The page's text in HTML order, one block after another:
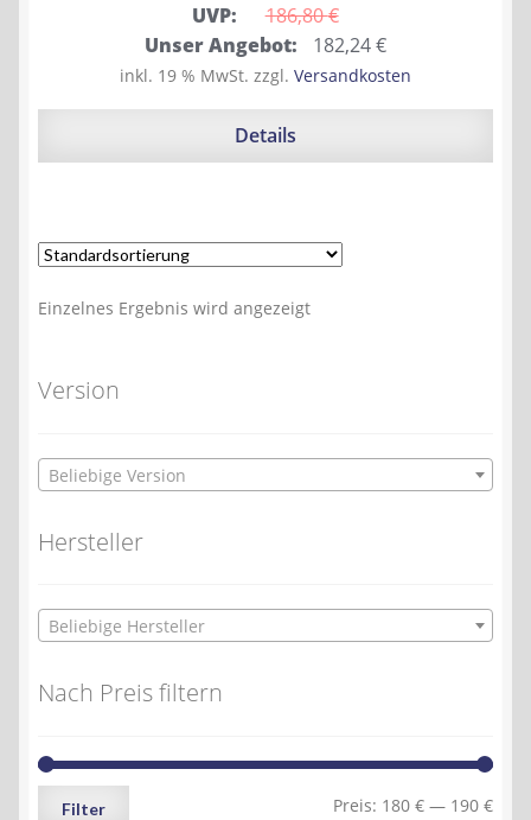
UVP: 186,80 €
Ursprünglicher
Preis
war:
Unser Angebot: 182,24€Aktueller
Preis
ist:
inkl. 19 % MwSt. zzgl. Versandkosten
Details
Einzelnes Ergebnis wird angezeigt
Version
Beliebige Version
Hersteller
Beliebige Hersteller
Nach Preis filtern
Min.
Max.
Filter Preis: 180 € — 190 €